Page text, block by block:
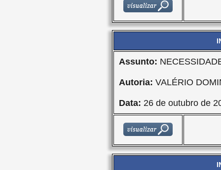
Assunto:
Autoria: VALÉRIO
Data: 26 de outubro de